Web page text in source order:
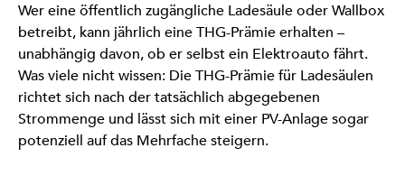
Wer eine öffentlich zugängliche Ladesäule oder Wallbox
betreibt, kann jährlich eine THG-Prämie erhalten –
unabhängig davon, ob er selbst ein Elektroauto fährt.
Was viele nicht wissen: Die THG-Prämie für Ladesäulen
richtet sich nach der tatsächlich abgegebenen
Strommenge und lässt sich mit einer PV-Anlage sogar
potenziell auf das Mehrfache steigern.